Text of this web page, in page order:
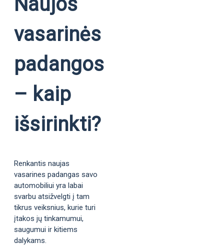
vasarinės
padangos
– kaip
išsirinkti?
Renkantis naujas
vasarines padangas savo
automobiliui yra labai
svarbu atsižvelgti į tam
tikrus veiksnius, kurie turi
įtakos jų tinkamumui,
saugumui ir kitiems
dalykams.